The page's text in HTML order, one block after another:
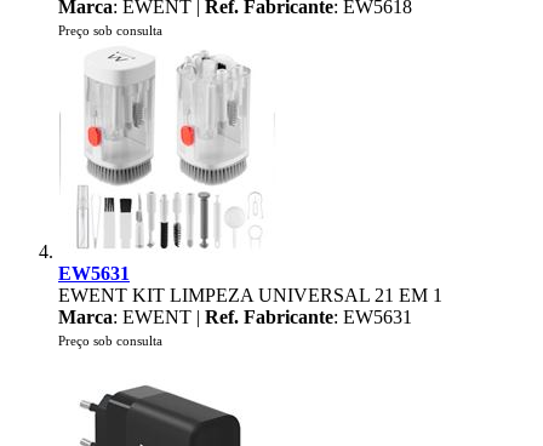
Marca: EWENT | Ref. Fabricante: EW5618
Preço sob consulta
EW5631
EWENT KIT LIMPEZA UNIVERSAL 21 EM 1
Marca: EWENT | Ref. Fabricante: EW5631
Preço sob consulta